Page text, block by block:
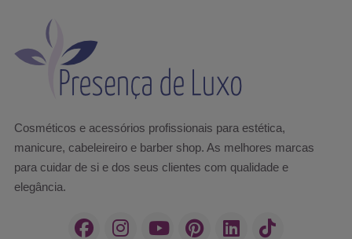
Cosméticos e acessórios profissionais para estética,
manicure, cabeleireiro e barber shop. As melhores marcas
para cuidar de si e dos seus clientes com qualidade e
elegância.